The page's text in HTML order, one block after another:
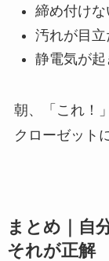
締め付けな
汚れが目立
静電気が
朝、「これ！
クローゼット
まとめ｜自
それが正解